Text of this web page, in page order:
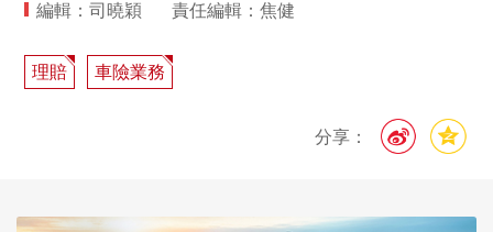
編輯：司曉穎 責任編輯：焦健
理賠 車險業務
分享：